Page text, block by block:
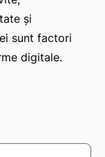
și
sunt factori
digitale.